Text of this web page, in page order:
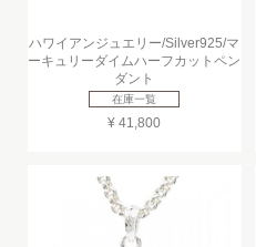
ハワイアンジュエリー/Silver925/マ
ーキュリーダイムハーフカットペン
ダント
在庫一覧
¥ 41,800